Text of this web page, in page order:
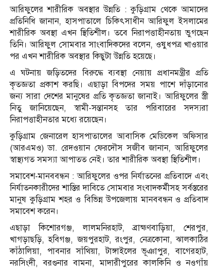
আরিফুলের শারীরিক অবস্থার উন্নতি : কুড়িগ্রাম থেকে আমাদের
প্রতিনিধি জানান, হাসপাতালে চিকিৎসাধীন আরিফুল ইসলামের
শারীরিক অবস্থা এখন স্থিতিশীল। তবে নিরাপত্তাহীনতায় ভুগছেন
তিনি। আরিফুল সোমবার সাংবাদিকদের বলেন, ওষুধপত্র খাওয়ার
পর এখন শারীরিক অবস্থার কিছুটা উন্নতি হয়েছে।
এ ঘটনায় জড়িতদের বিরুদ্ধে ব্যবস্থা নেয়ায় প্রধানমন্ত্রীর প্রতি
কৃতজ্ঞতা প্রকাশ করছি। এছাড়া বিপদের সময় পাশে দাঁড়ানোর
জন্য সারা দেশের মানুষের প্রতি কৃতজ্ঞতা জানাই। আরিফুলের স্ত্রী
নিতু জানিয়েছেন, স্বামী-সন্তানসহ তার পরিবারের সদস্যরা
নিরাপত্তাহীনতার মধ্যে রয়েছেন।
কুড়িগ্রাম জেনারেল হাসপাতালের আবাসিক মেডিকেল অফিসার
(আরএমও) ডা. রেদওয়ান ফেরদৌস সজীব জানান, আরিফুলের
স্বাস্থ্যগত সমস্যা আপাতত নেই। তার শারীরিক অবস্থা স্থিতিশীল।
সমাবেশ-মানববন্ধন : আরিফুলের ওপর নির্যাতনের প্রতিবাদে এবং
নির্যাতনকারীদের শাস্তির দাবিতে সোমবার সংবাদকর্মীসহ সর্বস্তরের
মানুষ কুড়িগ্রাম শহর ও বিভিন্ন উপজেলায় মানববন্ধন ও প্রতিবাদ
সমাবেশ করেন।
এছাড়া কিশোরগঞ্জ, লালমনিরহাট, ব্রাহ্মণবাড়িয়া, শেরপুর,
খাগড়াছড়ি, হবিগঞ্জ, জয়পুরহাট, রংপুর, নেত্রকোনা, ঝালকাঠির
কাঁঠালিয়া, পাবনার সাঁথিয়া, টাঙ্গাইলের ভূঞাপুর, বাগেরহাট,
নরসিংদী, বরগুনার বামনা, মাদারীপুরের কালকিনি ও নওগাঁয়